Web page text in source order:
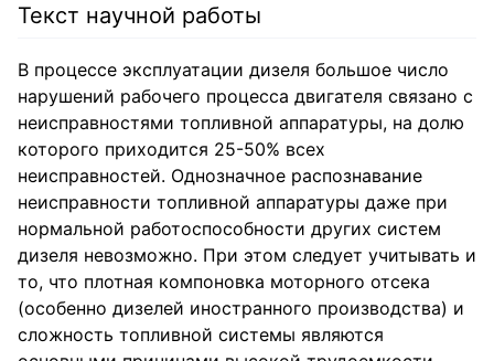
Текст научной работы
В процессе эксплуатации дизеля большое число
нарушений рабочего процесса двигателя связано с
неисправностями топливной аппаратуры, на долю
которого приходится 25-50% всех
неисправностей. Однозначное распознавание
неисправности топливной аппаратуры даже при
нормальной работоспособности других систем
дизеля невозможно. При этом следует учитывать и
то, что плотная компоновка моторного отсека
(особенно дизелей иностранного производства) и
сложность топливной системы являются